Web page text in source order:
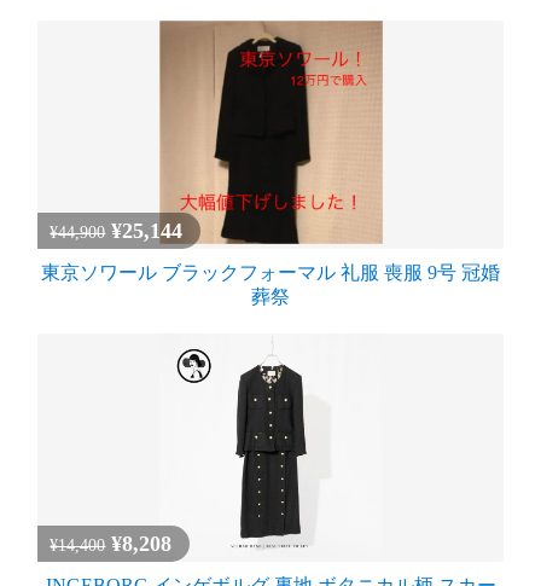
¥44,900 ¥25,144
東京ソワール ブラックフォーマル 礼服 喪服 9号 冠婚
葬祭
¥14,400 ¥8,208